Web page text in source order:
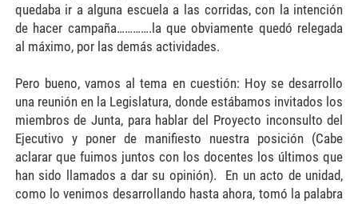
quedaba ir a alguna escuela a las corridas, con la intención
de hacer campaña………….la que obviamente quedó relegada
al máximo, por las demás actividades.
Pero bueno, vamos al tema en cuestión: Hoy se desarrollo
una reunión en la Legislatura, donde estábamos invitados los
miembros de Junta, para hablar del Proyecto inconsulto del
Ejecutivo y poner de manifiesto nuestra posición (Cabe
aclarar que fuimos juntos con los docentes los últimos que
han sido llamados a dar su opinión). En un acto de unidad,
como lo venimos desarrollando hasta ahora, tomó la palabra